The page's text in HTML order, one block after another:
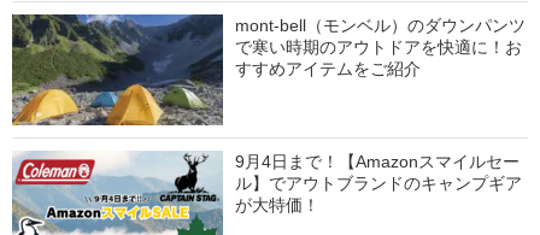
mont-bell（モンベル）のダウンパンツ
で寒い時期のアウトドアを快適に！お
すすめアイテムをご紹介
9月4日まで！【Amazonスマイルセー
ル】でアウトブランドのキャンプギア
が大特価！